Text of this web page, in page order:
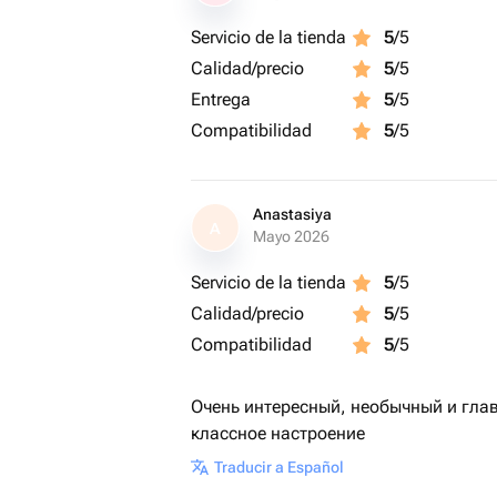
Servicio de la tienda 5/5
Calidad/precio
5/5
Entrega
5/5
Compatibilidad
5/5
A
Anastasiya
Mayo 2026
Servicio de la tienda 5/5
Calidad/precio
5/5
Compatibilidad
5/5
Очень интересный, необычный и
классное настроение
Traducir a Español